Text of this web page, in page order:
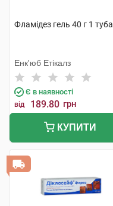
Фламідез гель 40 г 1 туба
Енк'юб Етікалз
Є в наявності
від 189.80 грн
КУПИТИ